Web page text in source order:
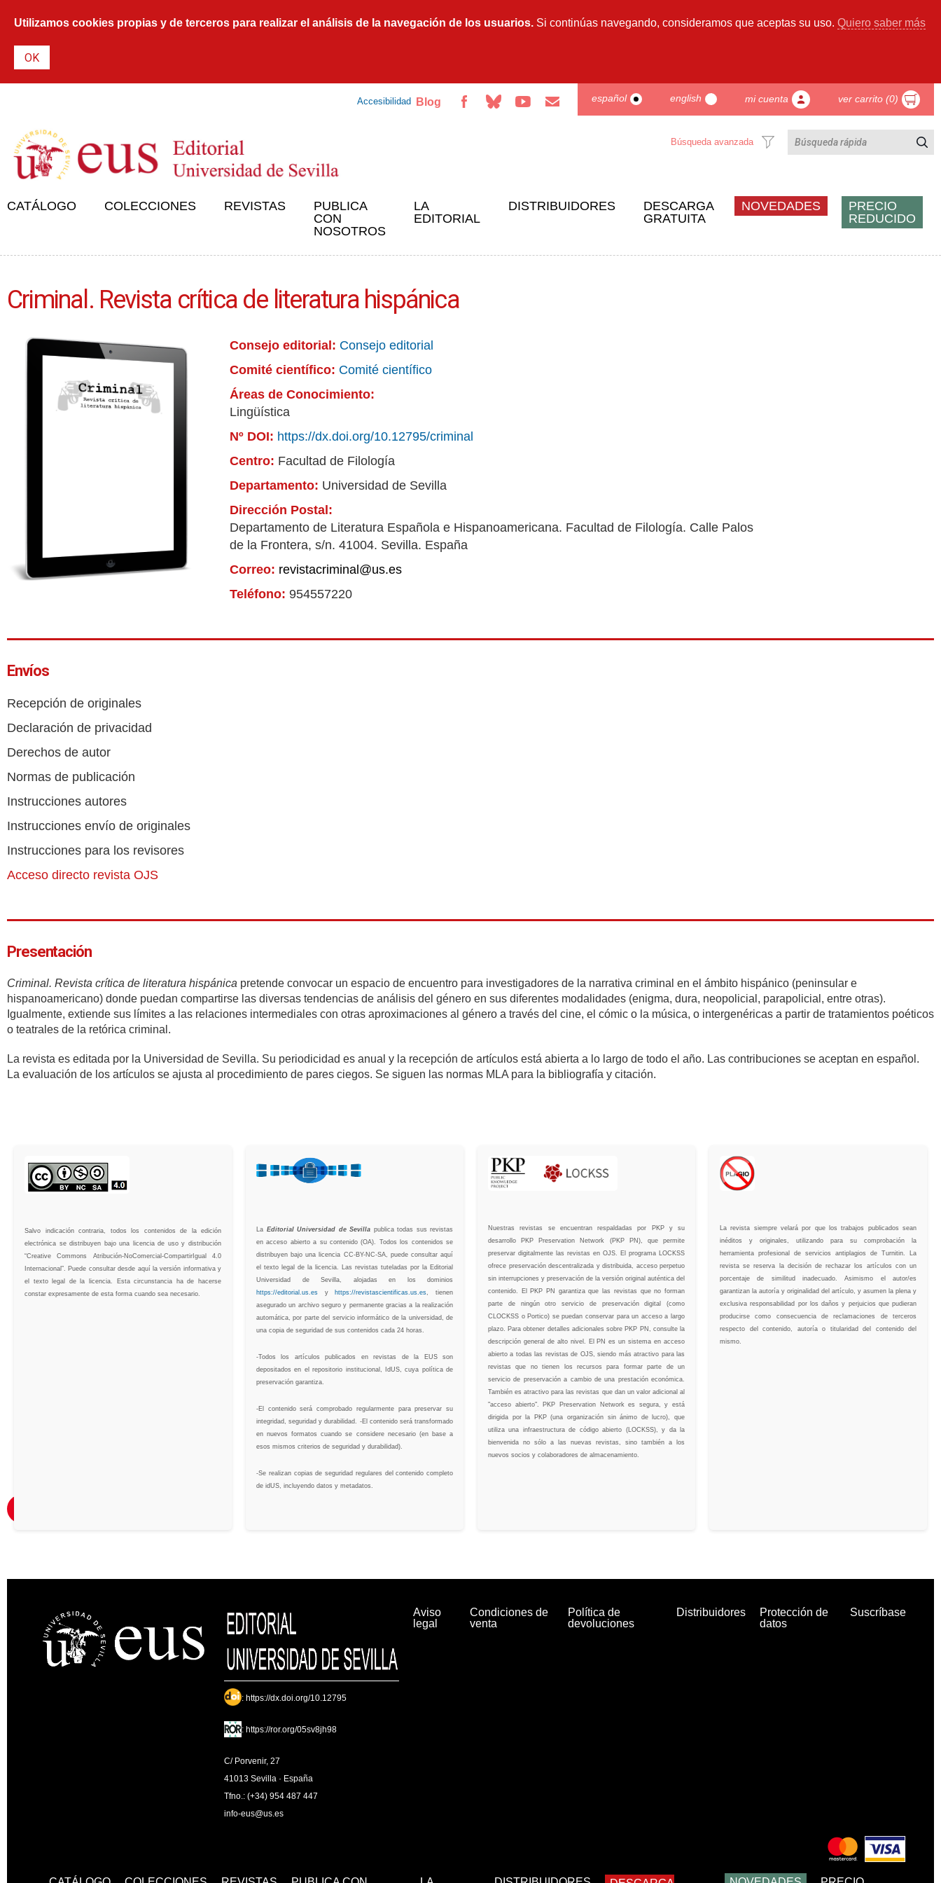
contenido
Utilizamos cookies propias y de terceros para realizar el análisis de la navegación de los usuarios. Si continúas navegando, consideramos que aceptas su uso. Quiero saber más
Accesibilidad Blog español english mi cuenta ver carrito (0)
Búsqueda avanzada
CATÁLOGO COLECCIONES REVISTAS
PUBLICA
CON
NOSOTROS
LA
EDITORIAL
DISTRIBUIDORES
DESCARGA
GRATUITA
NOVEDADES
PRECIO
REDUCIDO
Criminal. Revista crítica de literatura hispánica
Consejo editorial: Consejo editorial
Comité científico: Comité científico
Áreas de Conocimiento:
Lingüística
Nº DOI: https://dx.doi.org/10.12795/criminal
Centro: Facultad de Filología
Departamento: Universidad de Sevilla
Dirección Postal:
Departamento de Literatura Española e Hispanoamericana. Facultad de Filología. Calle Palos
de la Frontera, s/n. 41004. Sevilla. España
Correo: revistacriminal@us.es
Teléfono: 954557220
Envíos
Recepción de originales
Declaración de privacidad
Derechos de autor
Normas de publicación
Instrucciones autores
Instrucciones envío de originales
Instrucciones para los revisores
Acceso directo revista OJS
Presentación
Criminal. Revista crítica de literatura hispánica pretende convocar un espacio de encuentro para investigadores de la narrativa criminal en el ámbito hispánico (peninsular e
hispanoamericano) donde puedan compartirse las diversas tendencias de análisis del género en sus diferentes modalidades (enigma, dura, neopolicial, parapolicial, entre otras).
Igualmente, extiende sus límites a las relaciones intermediales con otras aproximaciones al género a través del cine, el cómic o la música, o intergenéricas a partir de tratamientos poéticos
o teatrales de la retórica criminal.
La revista es editada por la Universidad de Sevilla. Su periodicidad es anual y la recepción de artículos está abierta a lo largo de todo el año. Las contribuciones se aceptan en español.
La evaluación de los artículos se ajusta al procedimiento de pares ciegos. Se siguen las normas MLA para la bibliografía y citación.
Salvo indicación contraria, todos los contenidos de la edición
electrónica se distribuyen bajo una licencia de uso y distribución
“Creative Commons Atribución-NoComercial-CompartirIgual 4.0
Internacional”. Puede consultar desde aquí la versión informativa y
el texto legal de la licencia. Esta circunstancia ha de hacerse
constar expresamente de esta forma cuando sea necesario.
La Editorial Universidad de Sevilla publica todas sus revistas
en acceso abierto a su contenido (OA). Todos los contenidos se
distribuyen bajo una licencia CC-BY-NC-SA, puede consultar aquí
el texto legal de la licencia. Las revistas tuteladas por la Editorial
Universidad de Sevilla, alojadas en los dominios
https://editorial.us.es y https://revistascientificas.us.es, tienen
asegurado un archivo seguro y permanente gracias a la realización
automática, por parte del servicio informático de la universidad, de
una copia de seguridad de sus contenidos cada 24 horas.
-Todos los artículos publicados en revistas de la EUS son
depositados en el repositorio institucional, IdUS, cuya política de
preservación garantiza.
-El contenido será comprobado regularmente para preservar su
integridad, seguridad y durabilidad. -El contenido será transformado
en nuevos formatos cuando se considere necesario (en base a
esos mismos criterios de seguridad y durabilidad).
-Se realizan copias de seguridad regulares del contenido completo
de idUS, incluyendo datos y metadatos.
Nuestras revistas se encuentran respaldadas por PKP y su
desarrollo PKP Preservation Network (PKP PN), que permite
preservar digitalmente las revistas en OJS. El programa LOCKSS
ofrece preservación descentralizada y distribuida, acceso perpetuo
sin interrupciones y preservación de la versión original auténtica del
contenido. El PKP PN garantiza que las revistas que no forman
parte de ningún otro servicio de preservación digital (como
CLOCKSS o Portico) se puedan conservar para un acceso a largo
plazo. Para obtener detalles adicionales sobre PKP PN, consulte la
descripción general de alto nivel. El PN es un sistema en acceso
abierto a todas las revistas de OJS, siendo más atractivo para las
revistas que no tienen los recursos para formar parte de un
servicio de preservación a cambio de una prestación económica.
También es atractivo para las revistas que dan un valor adicional al
"acceso abierto". PKP Preservation Network es segura, y está
dirigida por la PKP (una organización sin ánimo de lucro), que
utiliza una infraestructura de código abierto (LOCKSS), y da la
bienvenida no sólo a las nuevas revistas, sino también a los
nuevos socios y colaboradores de almacenamiento.
La revista siempre velará por que los trabajos publicados sean
inéditos y originales, utilizando para su comprobación la
herramienta profesional de servicios antiplagios de Turnitin. La
revista se reserva la decisión de rechazar los artículos con un
porcentaje de similitud inadecuado. Asimismo el autor/es
garantizan la autoría y originalidad del artículo, y asumen la plena y
exclusiva responsabilidad por los daños y perjuicios que pudieran
producirse como consecuencia de reclamaciones de terceros
respecto del contenido, autoría o titularidad del contenido del
mismo.
: https://dx.doi.org/10.12795
: https://ror.org/05sv8jh98
C/ Porvenir, 27
41013 Sevilla · España
Tfno.: (+34) 954 487 447
info-eus@us.es
Aviso
legal
Condiciones de
venta
Política de
devoluciones
Distribuidores
Protección de
datos
Suscríbase